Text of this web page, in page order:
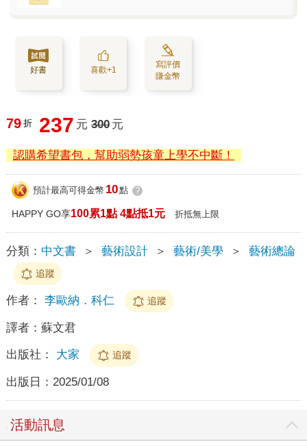
好書 喜歡+1
寫評價
賺金幣
79 折 237 元 300 元
認購希望書包，幫助弱勢孩童上學不中斷！
預計最高可得金幣 10點 ?
HAPPY GO享100累1點 4點抵1元 折抵無上限
分類： 中文書 ＞ 藝術設計 ＞ 藝術/美學 ＞ 藝術總論
追蹤
作者： 李歐納．科仁 追蹤
譯者： 蘇文君
出版社： 大家 追蹤
出版日： 2025/01/08
活動訊息